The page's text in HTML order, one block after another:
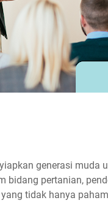
generasi muda
pertanian,
tidak hanya